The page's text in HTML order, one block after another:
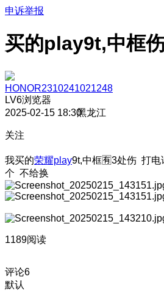
申诉举报
买的play9t,中框
HONOR2310241021248
LV6浏览器
2025-02-15 18:30黑龙江
关注
我买的荣耀play9t,中框🈶3处伤 打电
个 不给换
1189阅读
评论6
默认